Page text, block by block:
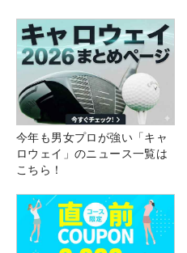
今年も男女プロが強い「キャ
ロウェイ」のニュース一覧は
こちら！